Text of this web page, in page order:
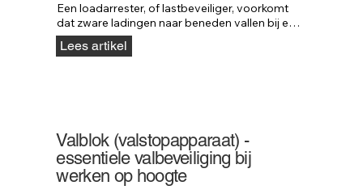
Een loadarrester, of lastbeveiliger, voorkomt
dat zware ladingen naar beneden vallen bij een
defect aan hijs- of machineonderdelen. Het
systeem werkt als valbeveiliging voor
Lees artikel
Valblok (valstopapparaat) -
essentiele valbeveiliging bij
werken op hoogte